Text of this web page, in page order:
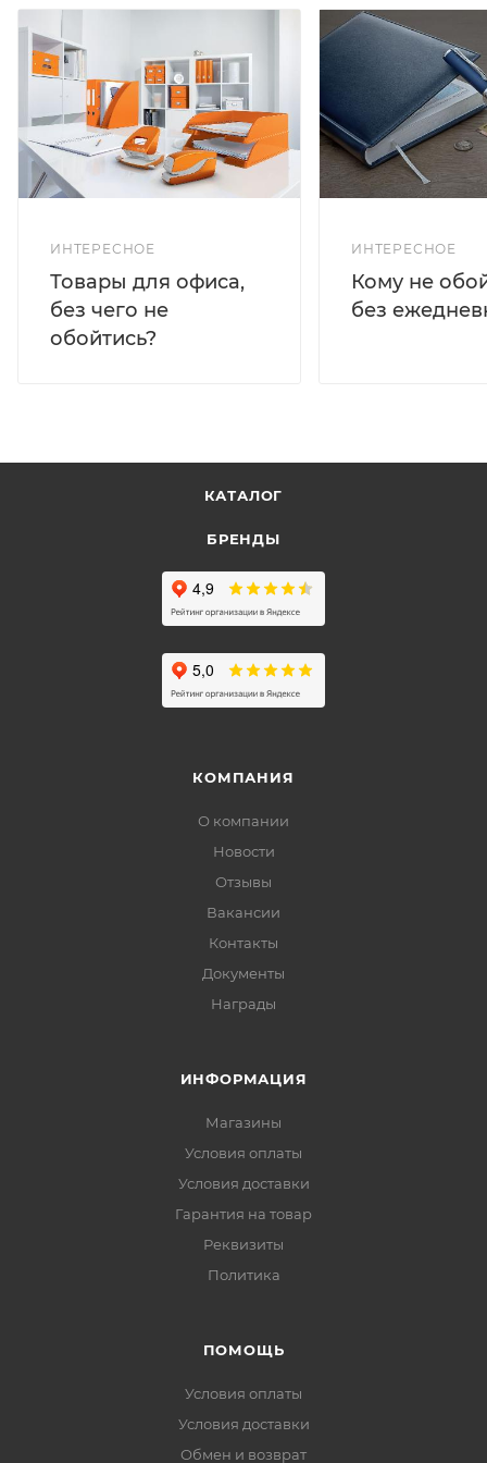
ИНТЕРЕСНОЕ
Товары для офиса,
без чего не
обойтись?
ИНТЕРЕСНОЕ
Кому не
без
КАТАЛОГ
БРЕНДЫ
КОМПАНИЯ
О компании
Новости
Отзывы
Вакансии
Контакты
Документы
Награды
ИНФОРМАЦИЯ
Магазины
Условия оплаты
Условия доставки
Гарантия на товар
Реквизиты
Политика
ПОМОЩЬ
Условия оплаты
Условия доставки
Обмен и возврат